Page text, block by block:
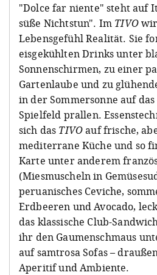
"Dolce far niente" steht auf
süße Nichtstun". Im TIVO
Lebensgefühl Realität. Sie
eisgekühlten Drinks unter
Sonnenschirmen, zu einer
Gartenlaube und zu
in der Sommersonne auf
Spielfeld prallen.
sich das TIVOauf frische,
mediterrane Küche und so
Karte unter anderem
(Miesmuscheln in
peruanisches Ceviche,
Erdbeeren und Avocado,
das klassische Club-
ihr den Gaumenschmaus
auf samtrosa Sofas –
Aperitif und Ambiente.